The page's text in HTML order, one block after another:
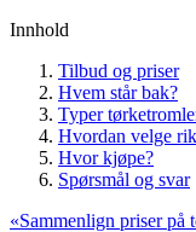
Innhold
Tilbud og priser
Hvem står bak?
Typer
Hvordan velge
Hvor kjøpe?
Spørsmål og svar
«Sammenlign priser